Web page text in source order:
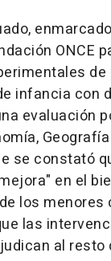
ONCE
infancia con
evaluación
se constató
en el
los menores
las
al resto